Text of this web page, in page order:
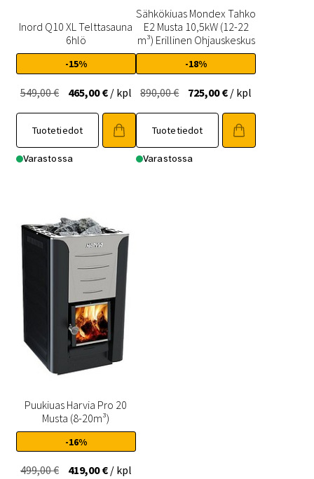
Inord Q10 XL Telttasauna
6hlö
-15%
549,00€ Alkuperäinen
oli:
549,00 €.
465,00€Nykyinen
on:
465,00 €.
/ kpl
Tuotetiedot
Varastossa
Sähkökiuas Mondex Tahko
E2 Musta 10,5kW (12-22
m³) Erillinen Ohjauskeskus
-18%
890,00€ Alkuperäinen
oli:
890,00 €.
725,00€Nykyinen
on:
725,00 €.
/ kpl
Tuotetiedot
Varastossa
Puukiuas Harvia Pro 20
Musta (8-20m³)
-16%
499,00€ Alkuperäinen
419,00€Nykyinen
/ kpl